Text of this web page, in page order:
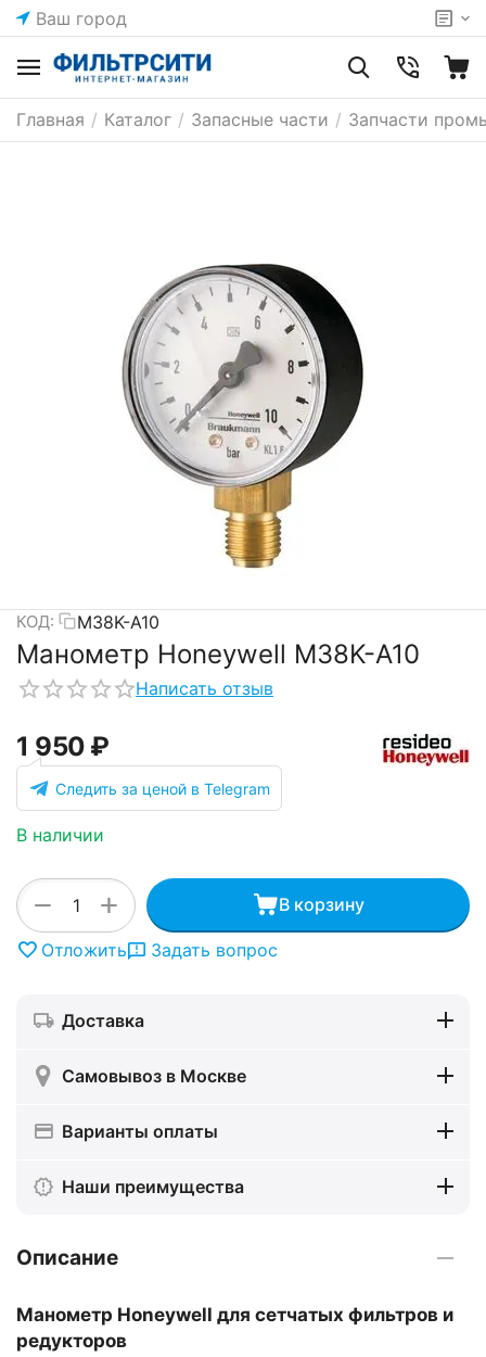
Ваш город
Главная / Каталог / Запасные части / Запчасти
КОД: M38K-A10
Манометр Honeywell M38K-A10
Написать отзыв
1 950 ₽
Следить за ценой в Telegram
В наличии
+
− В корзину
Отложить Задать вопрос
Доставка
Самовывоз в Москве
Варианты оплаты
Наши преимущества
Описание
Манометр Honeywell для сетчатых фильтров и
редукторов